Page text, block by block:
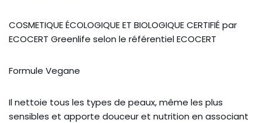
COSMETIQUE ÉCOLOGIQUE ET BIOLOGIQUE CERTIFIÉ par
ECOCERT Greenlife selon le référentiel ECOCERT
Formule Vegane
Il nettoie tous les types de peaux, même les plus
sensibles et apporte douceur et nutrition en associant